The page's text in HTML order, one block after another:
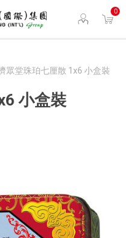
0
眾堂珠珀七厘散 1x6 小盒裝
小盒裝